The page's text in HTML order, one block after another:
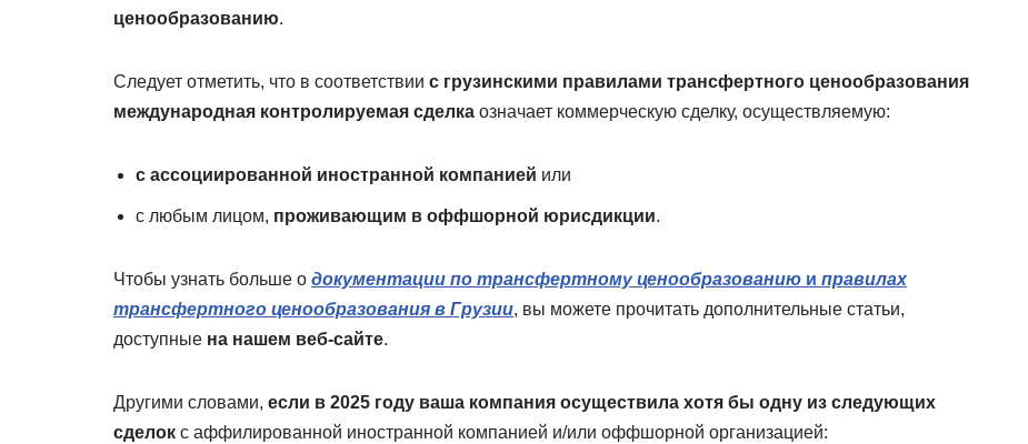
ценообразованию.
Следует отметить, что в соответствии с грузинскими правилами трансфертного ценообразования
международная контролируемая сделка означает коммерческую сделку, осуществляемую:
с ассоциированной иностранной компанией или
с любым лицом, проживающим в оффшорной юрисдикции.
Чтобы узнать больше о документации по трансфертному ценообразованию и правилах
трансфертного ценообразования в Грузии, вы можете прочитать дополнительные статьи,
доступные на нашем веб-сайте.
Другими словами, если в 2025 году ваша компания осуществила хотя бы одну из следующих
сделок с аффилированной иностранной компанией и/или оффшорной организацией: